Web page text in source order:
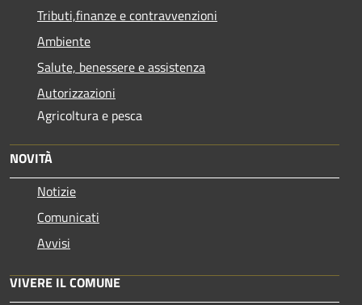
Tributi,finanze e contravvenzioni
Ambiente
Salute, benessere e assistenza
Autorizzazioni
Agricoltura e pesca
NOVITÀ
Notizie
Comunicati
Avvisi
VIVERE IL COMUNE